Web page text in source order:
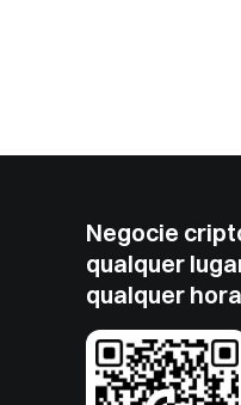
Negocie
qualquer
qualquer hora